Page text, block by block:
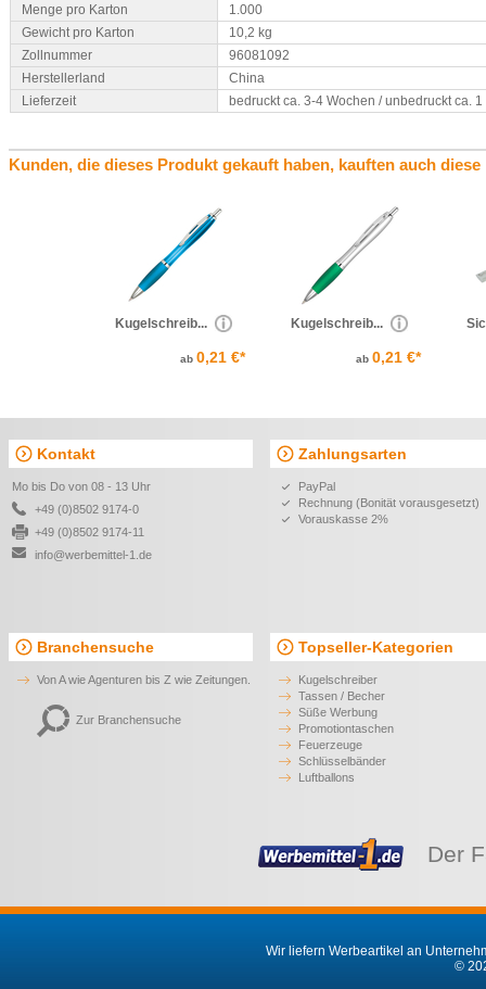
Menge pro Karton
1.000
Gewicht pro Karton
10,2 kg
Zollnummer
96081092
Herstellerland
China
Lieferzeit
bedruckt ca. 3-4 Wochen / unbedruckt ca. 1
Kunden, die dieses Produkt gekauft haben, kauften auch
Kugelschreib...
ab 0,21 €*
Kugelschreib...
ab 0,21 €*
Kontakt
Mo bis Do von 08 - 13 Uhr
+49 (0)8502 9174-0
+49 (0)8502 9174-11
info@werbemittel-1.de
Zahlungsarten
PayPal
Rechnung (Bonität vorausgesetzt)
Vorauskasse 2%
Branchensuche
Von A wie Agenturen bis Z wie Zeitungen.
Zur Branchensuche
Topseller-Kategorien
Kugelschreiber
Tassen / Becher
Süße Werbung
Promotiontaschen
Feuerzeuge
Schlüsselbänder
Luftballons
Der
Wir liefern Werbeartikel an
©